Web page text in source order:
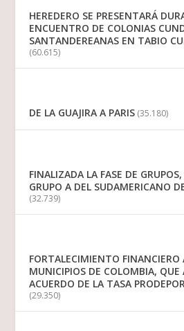
HEREDERO SE PRESENTARÁ
ENCUENTRO DE COLONIAS
SANTANDEREANAS EN TABIO
(60.615)
DE LA GUAJIRA A PARIS (35.180)
FINALIZADA LA FASE DE
GRUPO A DEL SUDAMERICANO
(32.739)
FORTALECIMIENTO
MUNICIPIOS DE COLOMBIA, QUE
ACUERDO DE LA TASA
(29.350)